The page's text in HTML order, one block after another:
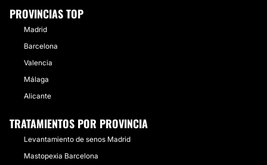
PROVINCIAS TOP
Madrid
Barcelona
Valencia
Málaga
Alicante
TRATAMIENTOS POR PROVINCIA
Levantamiento de senos Madrid
Mastopexia Barcelona